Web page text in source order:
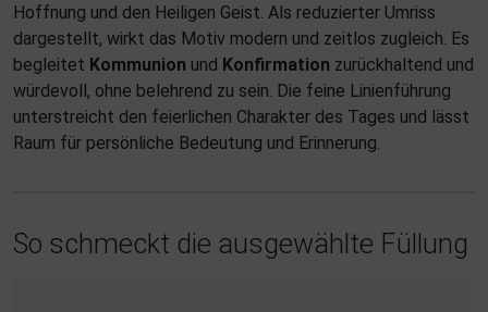
Hoffnung und den Heiligen Geist. Als reduzierter Umriss
dargestellt, wirkt das Motiv modern und zeitlos zugleich. Es
begleitet Kommunion und Konfirmation zurückhaltend und
würdevoll, ohne belehrend zu sein. Die feine Linienführung
unterstreicht den feierlichen Charakter des Tages und lässt
Raum für persönliche Bedeutung und Erinnerung.
So schmeckt die ausgewählte Füllung